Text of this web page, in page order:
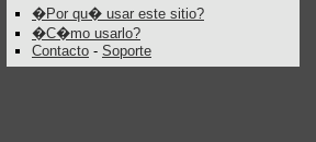
�Por qu� usar este sitio?
�C�mo usarlo?
Contacto - Soporte